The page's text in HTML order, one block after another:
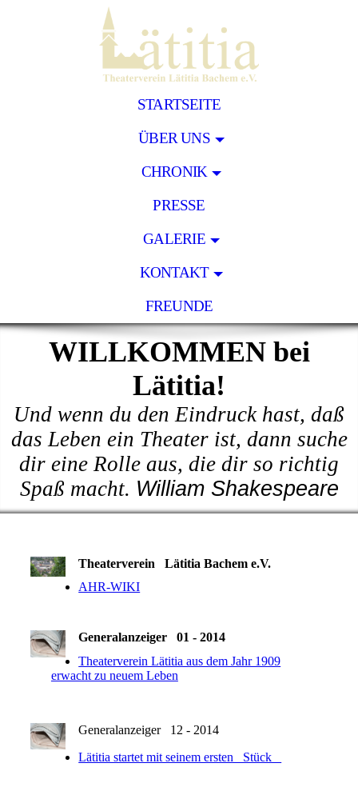
STARTSEITE
ÜBER UNS
CHRONIK
PRESSE
GALERIE
KONTAKT
FREUNDE
WILLKOMMEN bei
Lätitia!
Und wenn du den Eindruck hast, daß
das Leben ein Theater ist, dann suche
dir eine Rolle aus, die dir so richtig
Spaß macht. William Shakespeare
Theaterverein Lätitia Bachem e.V.
AHR-WIKI
Generalanzeiger 01 - 2014
Theaterverein Lätitia aus dem Jahr 1909
erwacht zu neuem Leben
Generalanzeiger 12 - 2014
Lätitia startet mit seinem ersten Stück